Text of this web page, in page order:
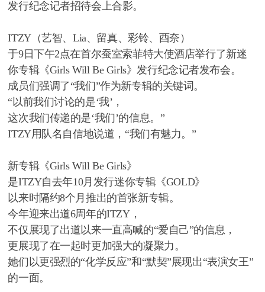
发行纪念记者招待会上合影。
ITZY（艺智、Lia、留真、彩铃、酉奈）
于9日下午2点在首尔蚕室索菲特大使酒店举行了新迷
你专辑《Girls Will Be Girls》发行纪念记者发布会。
成员们强调了“我们”作为新专辑的关键词。
“以前我们讨论的是‘我’，
这次我们传递的是‘我们’的信息。”
ITZY用队名自信地说道，“我们有魅力。”
新专辑《Girls Will Be Girls》
是ITZY自去年10月发行迷你专辑《GOLD》
以来时隔约8个月推出的首张新专辑。
今年迎来出道6周年的ITZY，
不仅展现了出道以来一直高喊的“爱自己”的信息，
更展现了在一起时更加强大的凝聚力。
她们以更强烈的“化学反应”和“默契”展现出“表演女王”
的一面。